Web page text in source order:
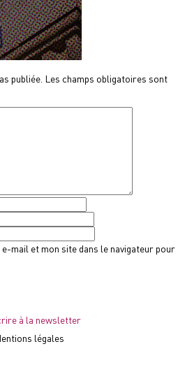
publiée. Les champs obligatoires sont
mail et mon site dans le navigateur pour
à la newsletter
légales